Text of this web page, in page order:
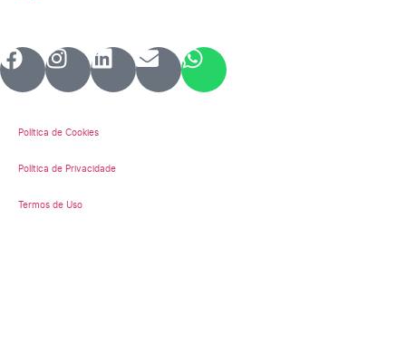
Política de Cookies
Política de Privacidade
Termos de Uso